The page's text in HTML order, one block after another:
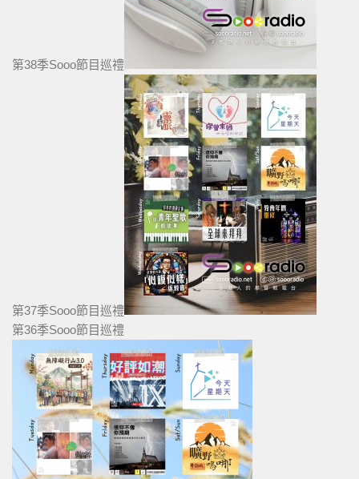
第38季Sooo節目巡禮
第37季Sooo節目巡禮
第36季Sooo節目巡禮